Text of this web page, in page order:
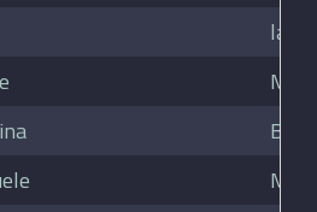
Mui